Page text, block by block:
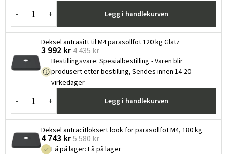
- + Legg i handlekurven
Deksel antrasitt til M4 parasollfot 120 kg Glatz
3 992 kr 4 435 kr
Bestillingsvare: Spesialbestilling - Varen blir
produsert etter bestilling, Sendes innen 14-20
virkedager
- + Legg i handlekurven
Deksel antracitloksert look for parasollfot M4, 180 kg
4 743 kr 5 580 kr
Få på lager: Få på lager